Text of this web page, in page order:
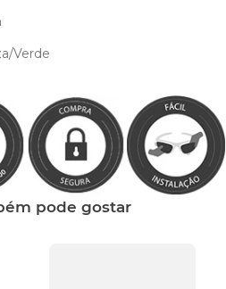
Verde
pode gostar